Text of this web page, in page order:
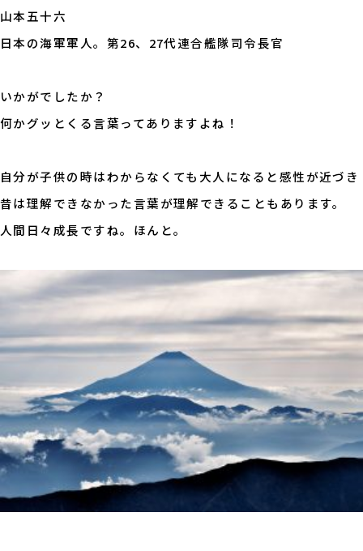
山本五十六
日本の海軍軍人。第26、27代連合艦隊司令長官
いかがでしたか？
何かグッとくる言葉ってありますよね！
自分が子供の時はわからなくても大人になると感性が近づき
昔は理解できなかった言葉が理解できることもあります。
人間日々成長ですね。ほんと。